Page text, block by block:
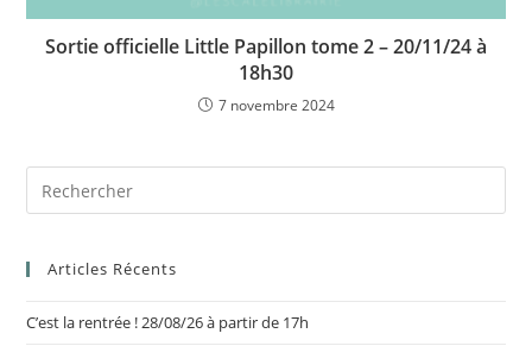
Sortie officielle Little Papillon tome 2 – 20/11/24 à
18h30
7 novembre 2024
Articles Récents
C’est la rentrée ! 28/08/26 à partir de 17h